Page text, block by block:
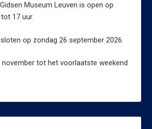
Museum Leuven is open op
17 uur.
op zondag 26 september 2026.
november tot het voorlaatste weekend